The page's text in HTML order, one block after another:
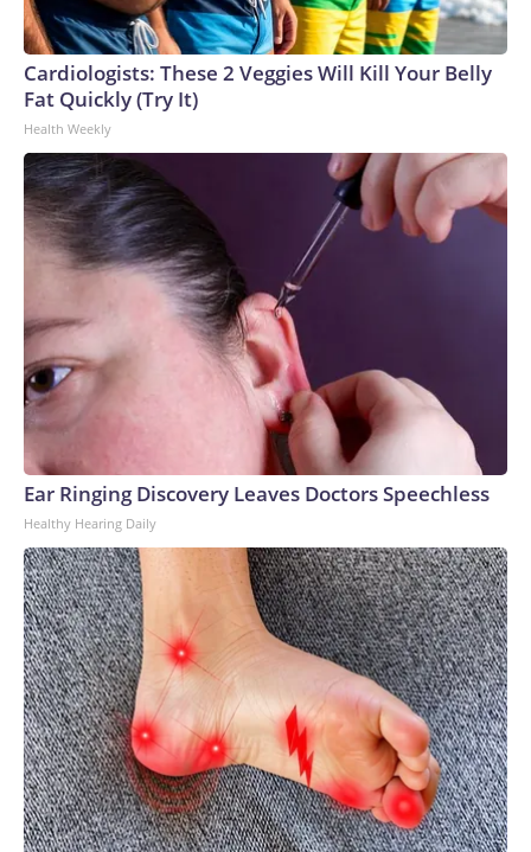
tiempo, advirtiendo que impulsar políticas de vacunación
controvertidas es muy impopular y podría alejar a los
votantes antes de las elecciones de mitad de mandato de
noviembre.The-CNN-Wire™ & © 2026 Cable News
Network, Inc., a Warner Bros. Discovery Company. All rights
reserved.
Cardiologists: These 2 Veggies Will Kill Your Belly
Fat Quickly (Try It)
Health Weekly
Ear Ringing Discovery Leaves Doctors Speechless
Healthy Hearing Daily